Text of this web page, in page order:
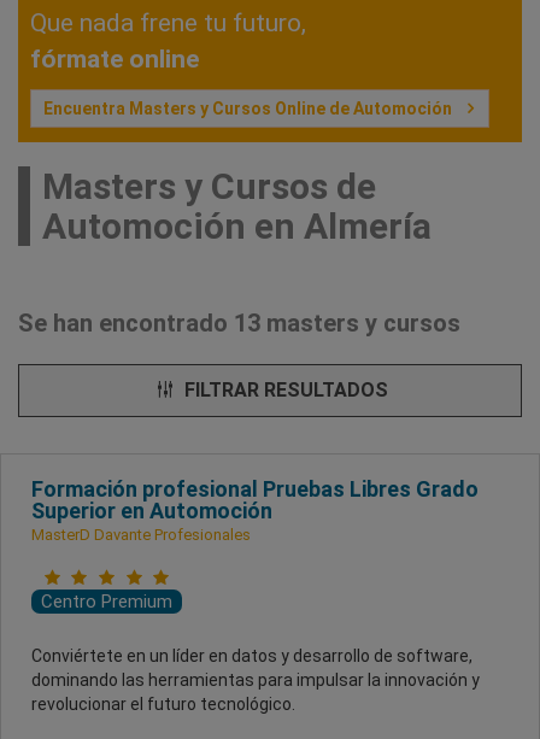
Que nada frene tu futuro,
fórmate online
Encuentra Masters y Cursos Online de Automoción
Masters y Cursos de
Automoción en Almería
Se han encontrado 13 masters y cursos
FILTRAR RESULTADOS
Formación profesional Pruebas Libres Grado
Superior en Automoción
MasterD Davante Profesionales
Centro Premium
Conviértete en un líder en datos y desarrollo de software,
dominando las herramientas para impulsar la innovación y
revolucionar el futuro tecnológico.